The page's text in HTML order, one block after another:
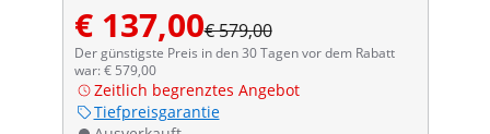
€ 137,00€ 579,00
Der günstigste Preis in den 30 Tagen vor dem Rabatt
war: € 579,00
Zeitlich begrenztes Angebot
Tiefpreisgarantie